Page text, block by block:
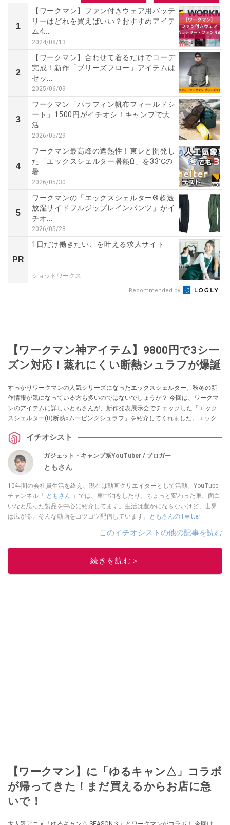
1
【ワークマン】ファン付きウェア用バッテ
リーはどれを買えばいい？おすすめアイテ
ム4...
2024/08/13
2
【ワークマン】合わせて着るだけでコーデ
完成！新作「ブリーズフロー」アイテムは
セッ...
2025/06/09
3
ワークマン「パラフィン帆布フィールドシ
ート」1500円がイチオシ！キャンプで大
活...
2026/05/29
4
ワークマン最高峰の遮熱性！東レと開発し
た「エックスシェルター暑熱Ω」を33℃の
暑...
2026/05/30
5
ワークマンの「エックスシェルター®超透
放湿サイドフルジップレインパンツ」がイ
チオ...
2026/05/28
PR
1日だけ働きたい、を叶える求人サイト
ショットワークス
Recommended by
【ワークマン神アイテム】9800円で3シー
ズン対応！蒸れにくい断熱シュラフが爆誕
すっかりワークマンの人気シリーズになったエックスシェルター。秋冬の新
作情報が気になっている方も多いのではないでしょうか？ 今回は、ワークマ
ンのアイテムに詳しいともさんが、新作発表展示会でチェックした「エック
スシェルター(R)断熱αムービングシュラフ」を紹介してくれました。エック
さい。 イチオシスト
ガジェット・キャンプ系YouTuber / ブロガー
ともさん
10年間の会社員生活を終え、現在は動画クリエイターとして活動。YouTube
チャンネル「
ともさん 」では、車中泊をしたり、ちょっと変わった車、面白
いなと思った製品を中心に紹介してます。生活は豊かにならないけど、世界
は広がる。そんな動画をコツコツ配信しています。
ともさんのTwitter
このイチオシストの他の記事を読む
続きを読む＞
【ワークマン】に「ゆるキャン△」コラボ
が帰ってきた！まだ買えるからお店に急
いで！